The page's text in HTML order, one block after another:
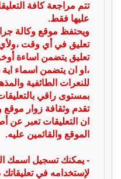
تتم مراجعة كافة
عليها فقط.
ويحتفظ موقع وكالة
تعليق في أي وقت
تعليق يتضمن اساءة
،او ان يتضمن اسماء
للنعرات الطائفية
بمستوى راقي
تقدم وثقافة زوار موقع
ان التعليقات تعبر عن
الموقع والقائمين عليه.
- يمكنك تسجيل اسمك
لإستخدامه في